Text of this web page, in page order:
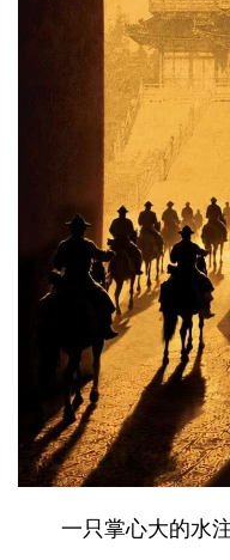
一只掌心大的水